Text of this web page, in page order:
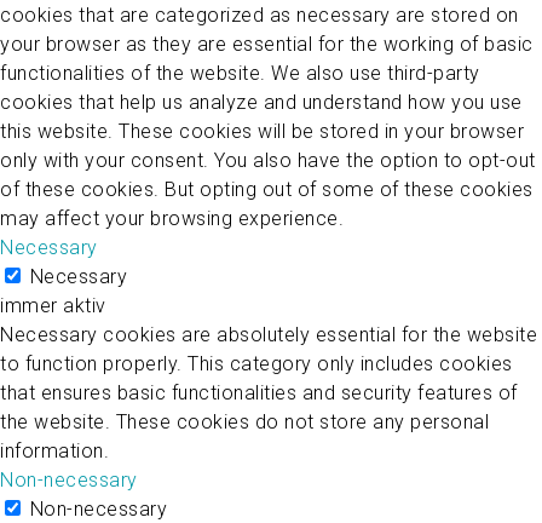
cookies that are categorized as necessary are stored on
your browser as they are essential for the working of basic
functionalities of the website. We also use third-party
cookies that help us analyze and understand how you use
this website. These cookies will be stored in your browser
only with your consent. You also have the option to opt-out
of these cookies. But opting out of some of these cookies
may affect your browsing experience.
Necessary
Necessary
immer aktiv
Necessary cookies are absolutely essential for the website
to function properly. This category only includes cookies
that ensures basic functionalities and security features of
the website. These cookies do not store any personal
information.
Non-necessary
Non-necessary